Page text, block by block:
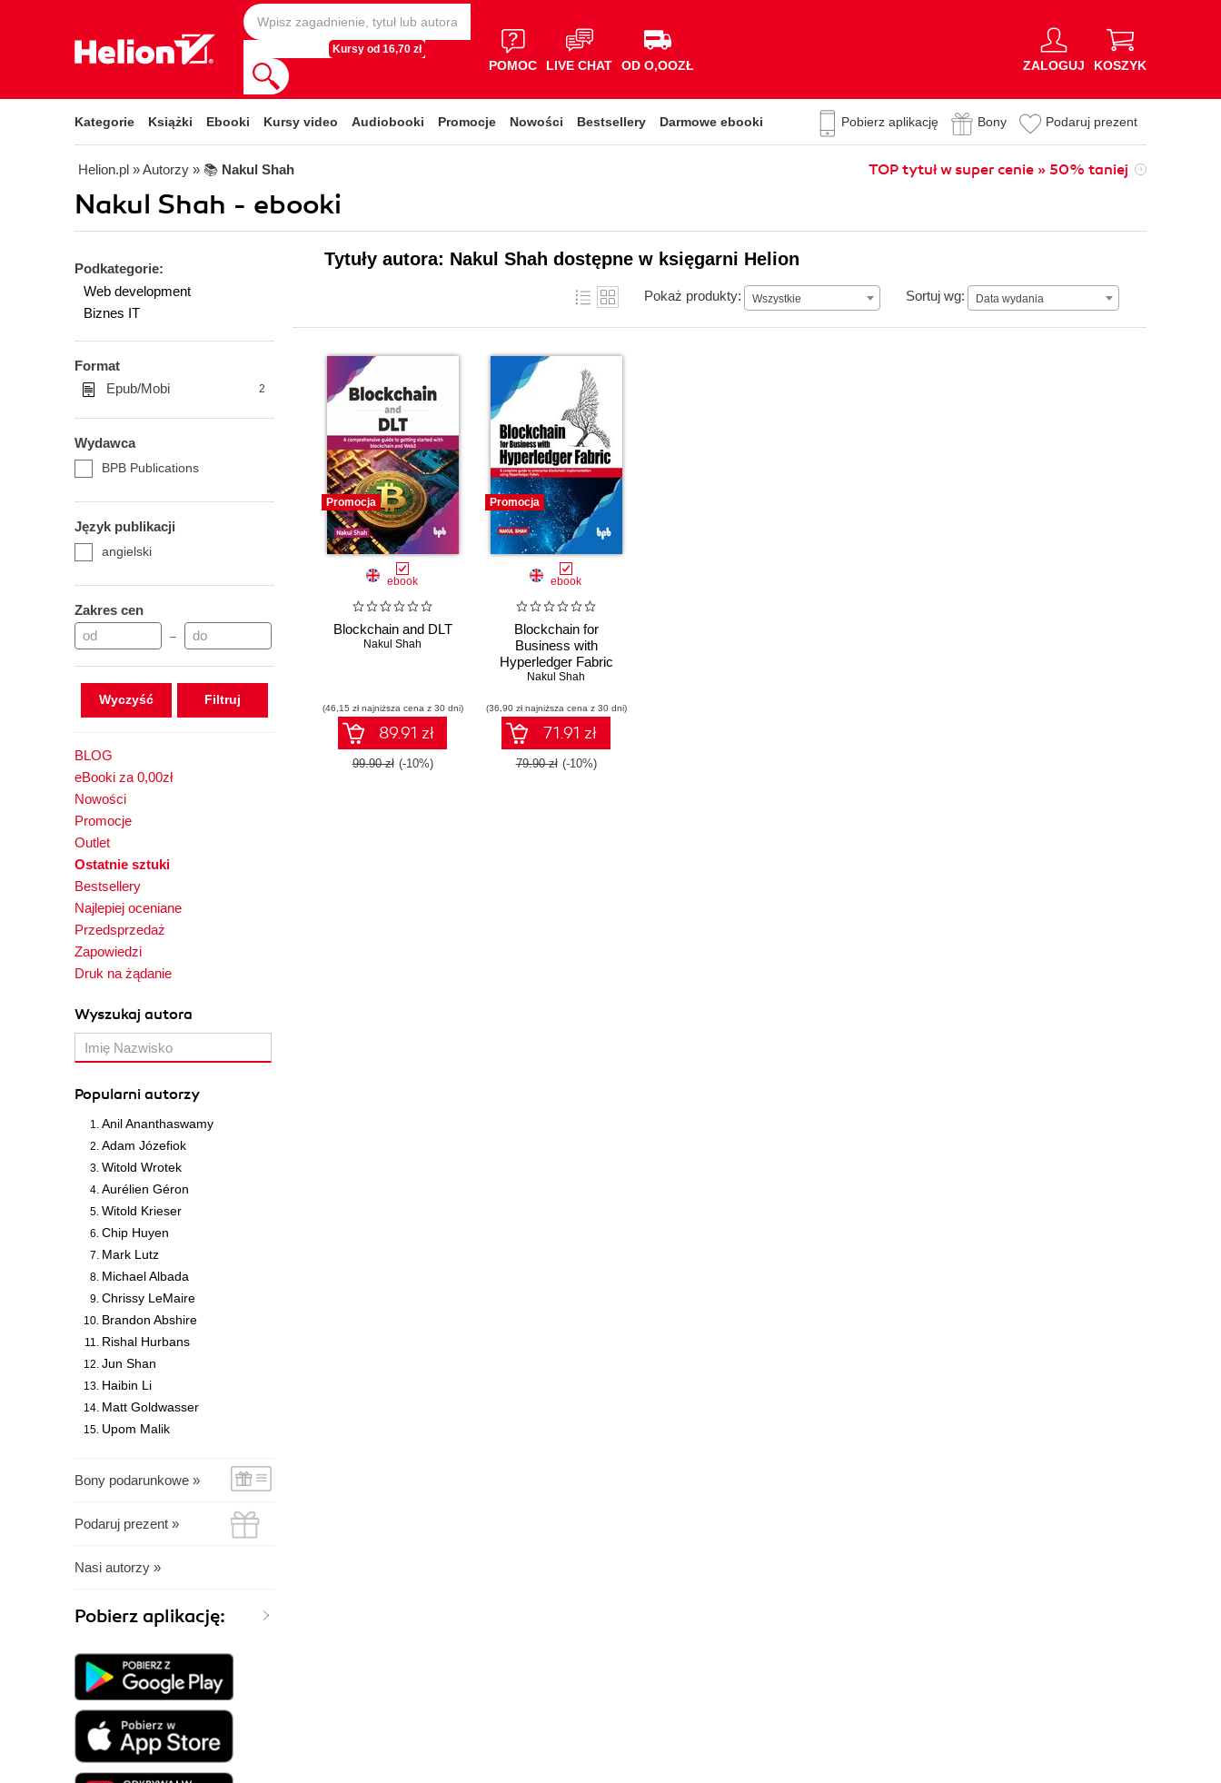
Kursy od 16,70 zł
POMOC LIVE CHAT OD O,OOZŁ ZALOGUJ KOSZYK
Kategorie Książki Ebooki Kursy video Audiobooki Promocje Nowości Bestsellery Darmowe ebooki Pobierz aplikację Bony Podaruj prezent
Helion.pl » Autorzy » 📚 Nakul Shah TOP tytuł w super cenie » 50% taniej
Nakul Shah - ebooki
Podkategorie:
Web development
Biznes IT
Format
Epub/Mobi
2
Wydawca
BPB Publications
Język publikacji
angielski
Zakres cen
–
Wyczyść
BLOG
eBooki za 0,00zł
Nowości
Promocje
Outlet
Ostatnie sztuki
Bestsellery
Najlepiej oceniane
Przedsprzedaż
Zapowiedzi
Druk na żądanie
Wyszukaj autora
Popularni autorzy
Anil Ananthaswamy
Adam Józefiok
Witold Wrotek
Aurélien Géron
Witold Krieser
Chip Huyen
Mark Lutz
Michael Albada
Chrissy LeMaire
Brandon Abshire
Rishal Hurbans
Jun Shan
Haibin Li
Matt Goldwasser
Upom Malik
Bony podarunkowe »
Podaruj prezent »
Nasi autorzy »
Pobierz aplikację:
Tytuły autora: Nakul Shah dostępne w księgarni Helion
Pokaż produkty: Wszystkie Sortuj wg: Data wydania
Data wydania
Promocja
ebook
Blockchain and DLT
Nakul Shah
(46,15 zł najniższa cena z 30 dni)
89.91 zł
99.90 zł (-10%)
Promocja
ebook
Blockchain for
Business with
Hyperledger Fabric
Nakul Shah
(36,90 zł najniższa cena z 30 dni)
71.91 zł
79.90 zł (-10%)